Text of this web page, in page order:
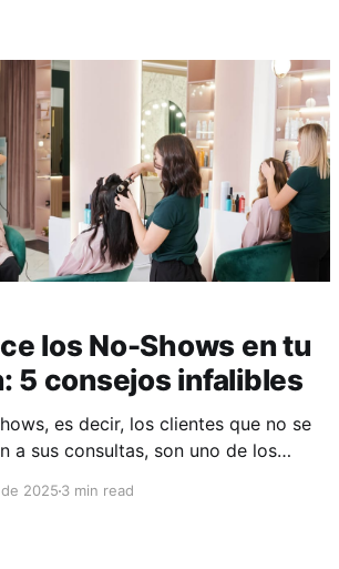
los No-Shows en tu
5 consejos infalibles
es decir, los clientes que no se
a sus consultas, son uno de los
2025 3 min read